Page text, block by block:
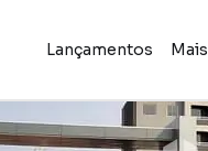
Lançamentos Mais